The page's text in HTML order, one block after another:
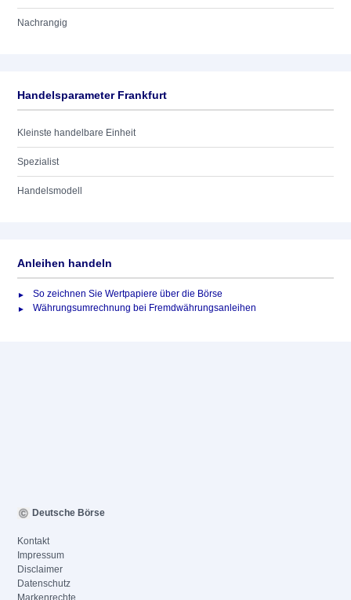
Nachrangig
Handelsparameter Frankfurt
Kleinste handelbare Einheit
Spezialist
Handelsmodell
Anleihen handeln
So zeichnen Sie Wertpapiere über die Börse
Währungsumrechnung bei Fremdwährungsanleihen
Deutsche Börse
Kontakt
Impressum
Disclaimer
Datenschutz
Markenrechte